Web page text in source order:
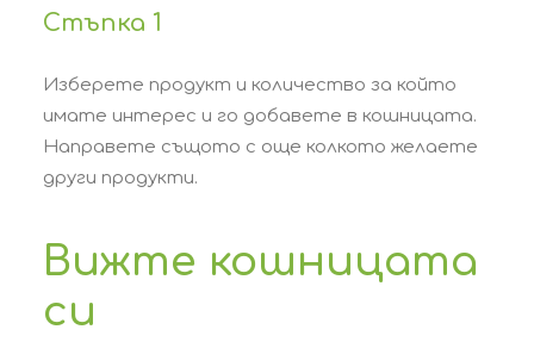
Стъпка 1
Изберете продукт и количество за който
имате интерес и го добавете в кошницата.
Направете същото с още колкото желаете
други продукти.
Вижте кошницата
си